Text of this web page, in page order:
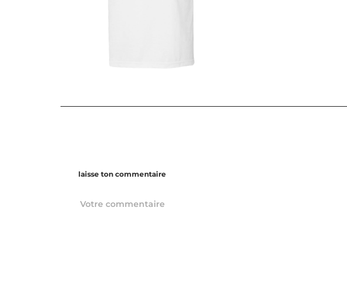
laisse ton commentaire